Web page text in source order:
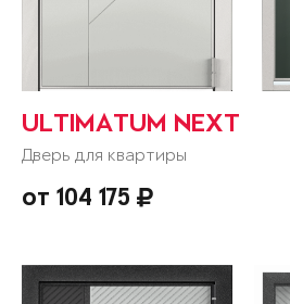
ULTIMATUM NEXT
Дверь для квартиры
от 104 175